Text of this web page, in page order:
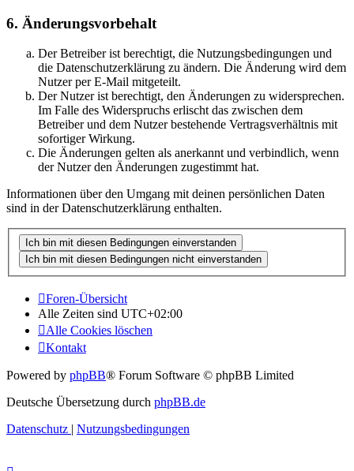
6. Änderungsvorbehalt
Der Betreiber ist berechtigt, die Nutzungsbedingungen und
die Datenschutzerklärung zu ändern. Die Änderung wird dem
Nutzer per E-Mail mitgeteilt.
Der Nutzer ist berechtigt, den Änderungen zu widersprechen.
Im Falle des Widerspruchs erlischt das zwischen dem
Betreiber und dem Nutzer bestehende Vertragsverhältnis mit
sofortiger Wirkung.
Die Änderungen gelten als anerkannt und verbindlich, wenn
der Nutzer den Änderungen zugestimmt hat.
Informationen über den Umgang mit deinen persönlichen Daten
sind in der Datenschutzerklärung enthalten.
Foren-Übersicht
Alle Zeiten sind UTC+02:00
Alle Cookies löschen
Kontakt
Powered by phpBB® Forum Software © phpBB Limited
Deutsche Übersetzung durch phpBB.de
Datenschutz | Nutzungsbedingungen